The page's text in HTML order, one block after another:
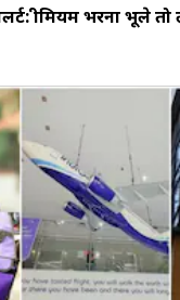
प्रीमियम भरना भूले